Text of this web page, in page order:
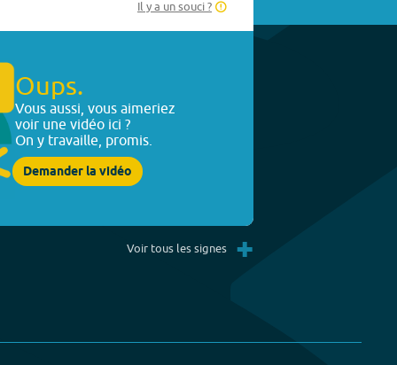
Il y a un souci ?
Oups.
Vous aussi, vous aimeriez
voir une vidéo ici ?
On y travaille, promis.
Demander la vidéo
Voir tous les signes +